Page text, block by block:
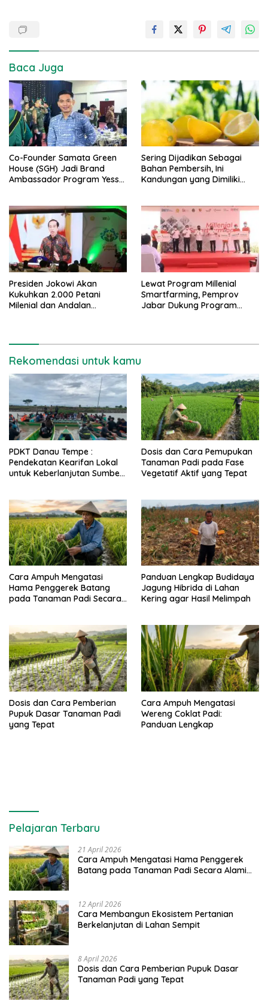
Baca Juga
Co-Founder Samata Green
House (SGH) Jadi Brand
Ambassador Program Yess
Sering Dijadikan Sebagai
Bahan Pembersih, Ini
Kandungan yang Dimiliki
Presiden Jokowi Akan
Kukuhkan 2.000 Petani
Milenial dan Andalan
Lewat Program Millenial
Smartfarming, Pemprov
Jabar Dukung Program
Rekomendasi untuk kamu
PDKT Danau Tempe :
Pendekatan Kearifan Lokal
untuk Keberlanjutan Sumber
Dosis dan Cara Pemupukan
Tanaman Padi pada Fase
Vegetatif Aktif yang Tepat
Cara Ampuh Mengatasi
Hama Penggerek Batang
pada Tanaman Padi Secara
Panduan Lengkap Budidaya
Jagung Hibrida di Lahan
Kering agar Hasil Melimpah
Dosis dan Cara Pemberian
Pupuk Dasar Tanaman Padi
yang Tepat
Cara Ampuh Mengatasi
Wereng Coklat Padi:
Panduan Lengkap
Pelajaran Terbaru
21 April 2026
Cara Ampuh Mengatasi Hama Penggerek
Batang pada Tanaman Padi Secara Alami
12 April 2026
Cara Membangun Ekosistem Pertanian
Berkelanjutan di Lahan Sempit
8 April 2026
Dosis dan Cara Pemberian Pupuk Dasar
Tanaman Padi yang Tepat